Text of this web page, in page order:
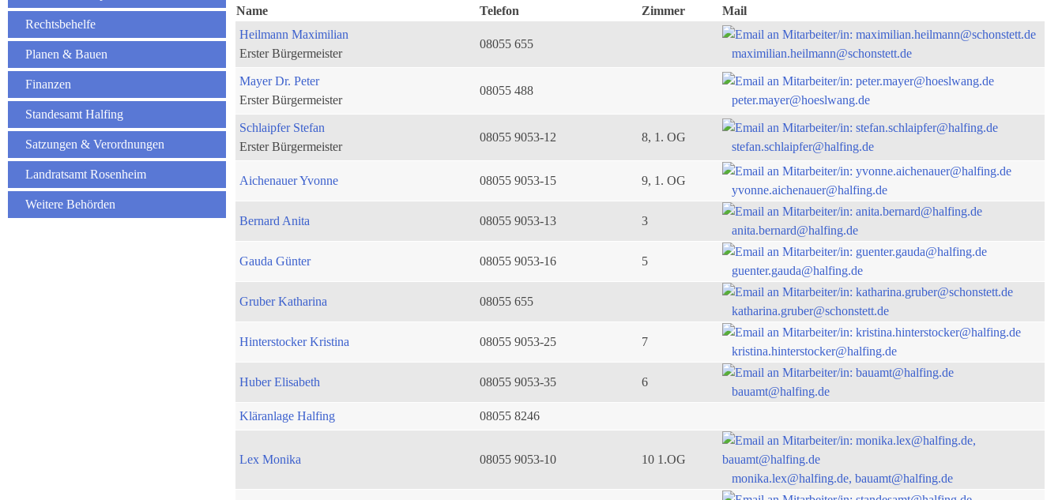
Rechtsbehelfe
Planen & Bauen
Finanzen
Standesamt Halfing
Satzungen & Verordnungen
Landratsamt Rosenheim
Weitere Behörden
Name
Telefon Zimmer
Mail
Heilmann Maximilian
Erster Bürgermeister
08055 655
maximilian.heilmann@schonstett.de
Mayer Dr. Peter
Erster Bürgermeister
08055 488
peter.mayer@hoeslwang.de
Schlaipfer Stefan
Erster Bürgermeister
08055 9053-12 8, 1. OG
stefan.schlaipfer@halfing.de
Aichenauer Yvonne 08055 9053-15 9, 1. OG
yvonne.aichenauer@halfing.de
Bernard Anita 08055 9053-13 3
anita.bernard@halfing.de
Gauda Günter 08055 9053-16 5
guenter.gauda@halfing.de
Gruber Katharina 08055 655
katharina.gruber@schonstett.de
Hinterstocker Kristina 08055 9053-25 7
kristina.hinterstocker@halfing.de
Huber Elisabeth 08055 9053-35 6
bauamt@halfing.de
Kläranlage Halfing
08055 8246
Lex Monika 08055 9053-10
10 1.OG
monika.lex@halfing.de, bauamt@halfing.de